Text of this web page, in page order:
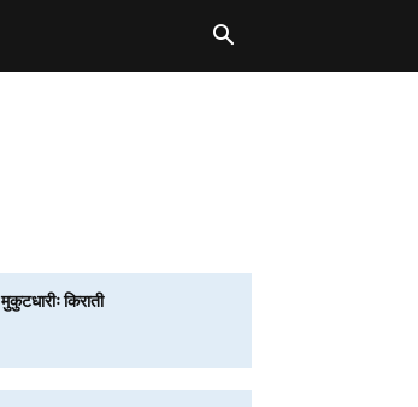
मुकुटधारीः किराती